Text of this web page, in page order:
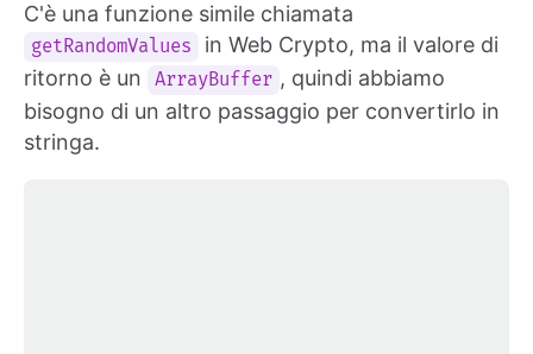
C'è una funzione simile chiamata
getRandomValues
in Web Crypto, ma il valore di
ritorno è un
ArrayBuffer , quindi abbiamo
bisogno di un altro passaggio per convertirlo in
stringa.